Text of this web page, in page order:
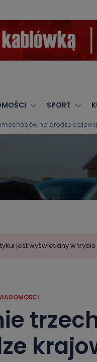
SPORT
na drodze krajowej
jest wyświetlany w